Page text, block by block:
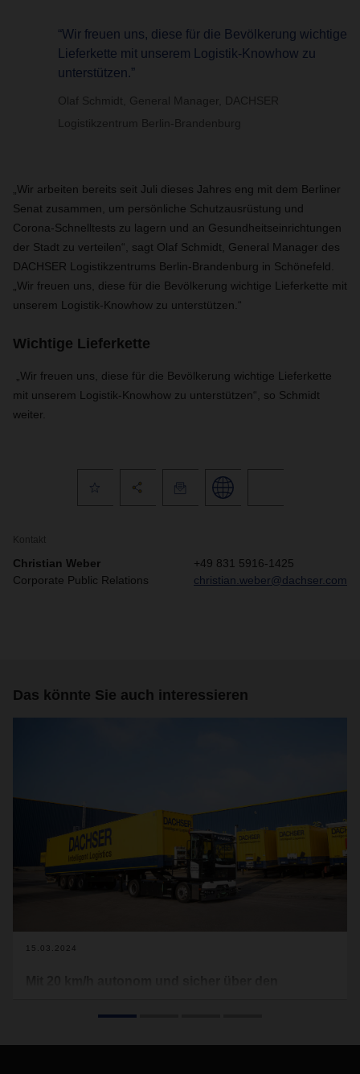
“Wir freuen uns, diese für die Bevölkerung wichtige
Lieferkette mit unserem Logistik-Knowhow zu
unterstützen.”
Olaf Schmidt, General Manager, DACHSER
Logistikzentrum Berlin-Brandenburg
„Wir arbeiten bereits seit Juli dieses Jahres eng mit dem Berliner
Senat zusammen, um persönliche Schutzausrüstung und
Corona-Schnelltests zu lagern und an Gesundheitseinrichtungen
der Stadt zu verteilen“, sagt Olaf Schmidt, General Manager des
DACHSER Logistikzentrums Berlin-Brandenburg in Schönefeld.
„Wir freuen uns, diese für die Bevölkerung wichtige Lieferkette mit
unserem Logistik-Knowhow zu unterstützen.“
Wichtige Lieferkette
„Wir freuen uns, diese für die Bevölkerung wichtige Lieferkette
mit unserem Logistik-Knowhow zu unterstützen“, so Schmidt
weiter.
Kontakt
Christian Weber
Corporate Public Relations
+49 831 5916-1425
christian.weber@dachser.com
Das könnte Sie auch interessieren
15.03.2024
Fahren auf Logistikhöfen erfolgreich abgeschlossen.